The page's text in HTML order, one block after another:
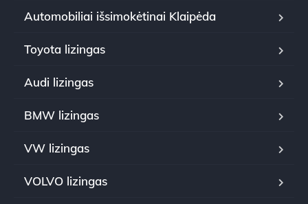
Automobiliai išsimokėtinai Klaipėda
Toyota lizingas
Audi lizingas
BMW lizingas
VW lizingas
VOLVO lizingas